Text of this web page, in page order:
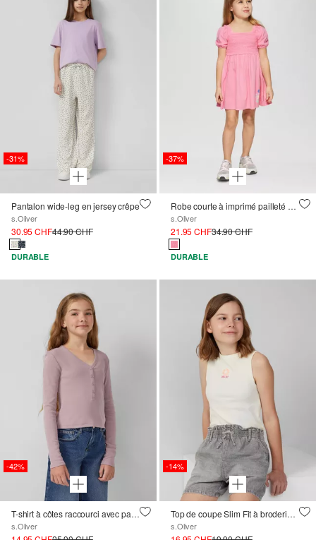
-31%
Pantalon wide-leg en jersey crêpe
s.Oliver
30.95 CHF44.90 CHF
DURABLE
-37%
Robe courte à imprimé pailleté et à smocks
s.Oliver
21.95 CHF34.90 CHF
DURABLE
-42%
T-shirt à côtes raccourci avec patte de boutonnage
s.Oliver
-14%
Top de coupe Slim Fit à broderie, en matière côtelée
s.Oliver